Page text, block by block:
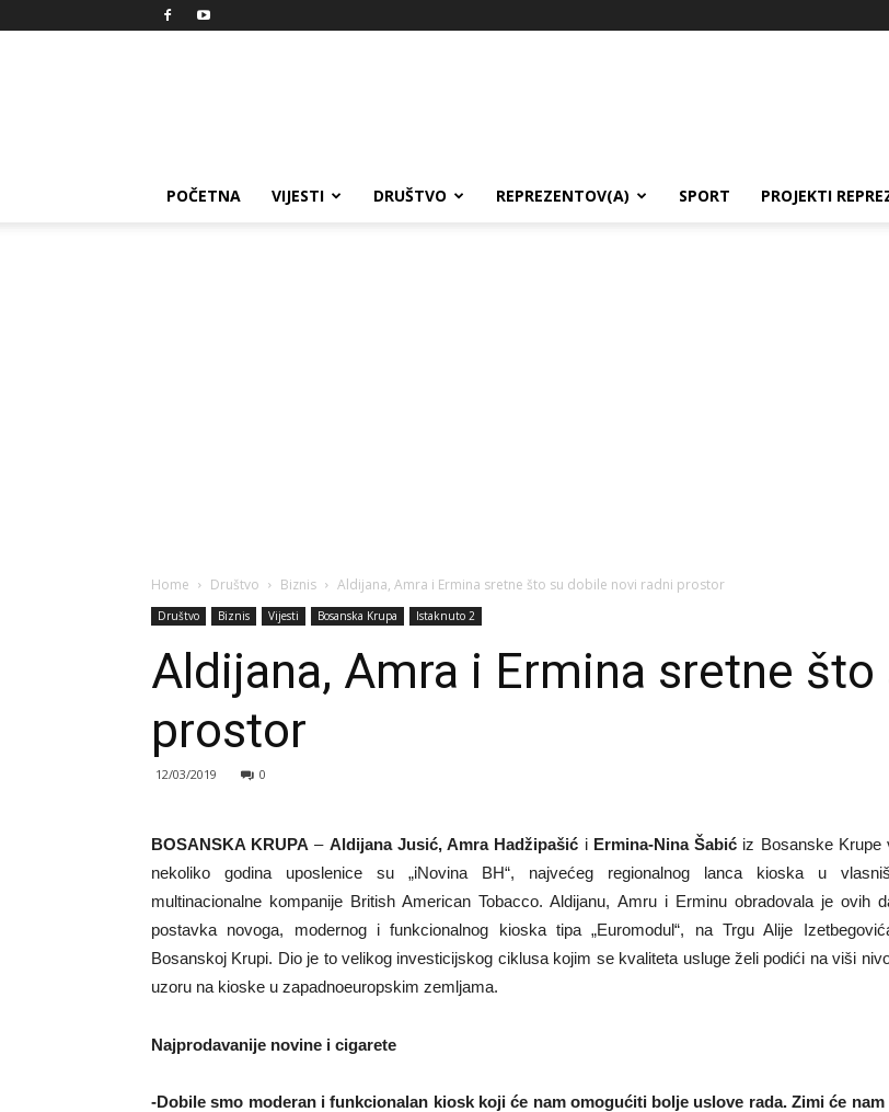
POČETNA VIJESTI DRUŠTVO REPREZENTOV(A) SPORT PROJEKTI
Home Društvo Biznis Aldijana, Amra i Ermina sretne što su dobile novi radni prostor
Društvo Biznis Vijesti Bosanska Krupa Istaknuto 2
Aldijana, Amra i Ermina sretne
prostor
12/03/2019 0
BOSANSKA KRUPA – Aldijana Jusić, Amra Hadžipašić i Ermina-Nina Šabić iz Bosanske Krupe
nekoliko godina uposlenice su „iNovina BH“, najvećeg regionalnog lanca kioska u
multinacionalne kompanije British American Tobacco. Aldijanu, Amru i Erminu obradovala je ovih
postavka novoga, modernog i funkcionalnog kioska tipa „Euromodul“, na Trgu Alije
Bosanskoj Krupi. Dio je to velikog investicijskog ciklusa kojim se kvaliteta usluge želi podići na viši
uzoru na kioske u zapadnoeuropskim zemljama.
Najprodavanije novine i cigarete
-Dobile smo moderan i funkcionalan kiosk koji će nam omogućiti bolje uslove rada. Zimi će